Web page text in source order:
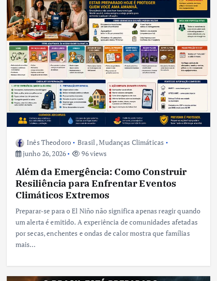
Inês Theodoro Brasil ,Mudanças Climáticas
junho 26, 2026
96 views
Além da Emergência: Como Construir
Resiliência para Enfrentar Eventos
Climáticos Extremos
Preparar-se para o El Niño não significa apenas reagir quando
um alerta é emitido. A experiência de comunidades afetadas
por secas, enchentes e ondas de calor mostra que famílias
mais…